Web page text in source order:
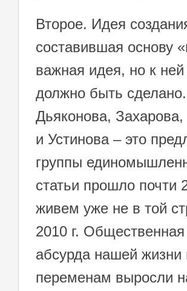
Второе. Идея
составившая основу
важная идея, но к
должно быть
Дьяконова,
и Устинова – это
группы
статьи прошло почти
живем уже не в той
2010 г.
абсурда нашей жизни
переменам выросли